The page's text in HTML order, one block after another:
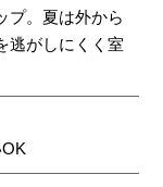
プ。夏は外から
逃がしにくく室